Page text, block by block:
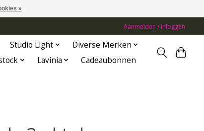
Aanmelden / Inloggen
Studio Light
Diverse Merken
Lavinia Cadeaubonnen
»